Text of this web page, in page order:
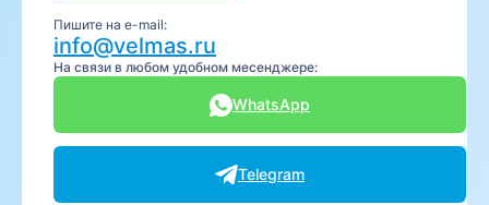
Пишите на e-mail:
info@velmas.ru
На связи в любом удобном месенджере:
WhatsApp
Telegram